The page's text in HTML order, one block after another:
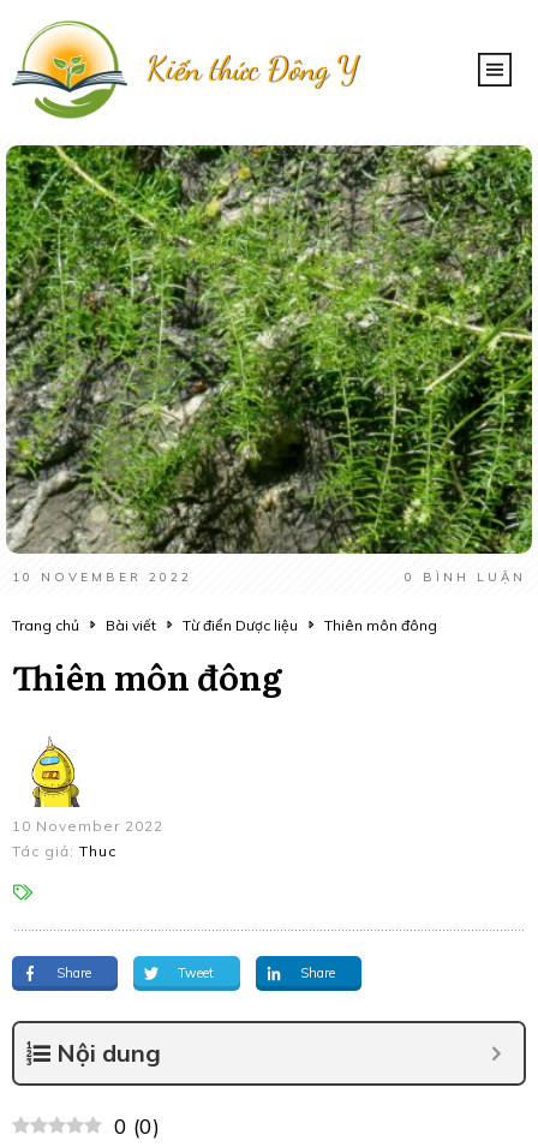
Kiến thức Đông Y
10 NOVEMBER 2022 0 BÌNH LUẬN
Trang chủ Bài viết Từ điển Dược liệu Thiên môn đông
Thiên môn đông
10 November 2022
Tác giả: Thuc
Share Tweet Share
Nội dung
0 (0)